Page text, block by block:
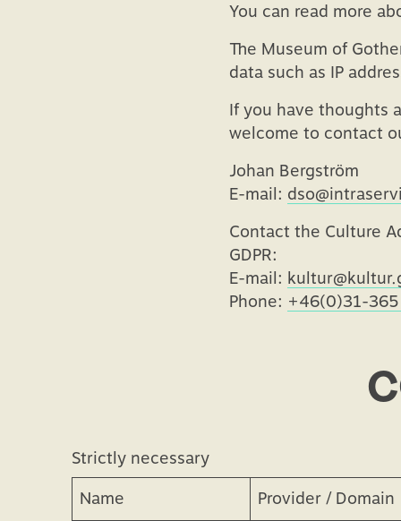
You can read more
The Museum of
data such as IP
If you have thoughts
welcome to contact
Johan Bergström
E-mail:
Contact the Culture
GDPR:
E-mail:
Phone: +46(0)31-
Strictly necessary
Performance